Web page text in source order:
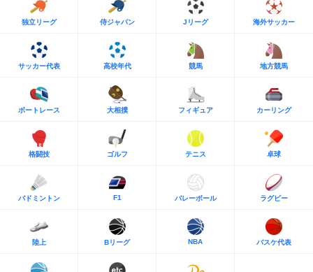
独立リーグ 侍ジャパン Jリーグ 海外サッカー
サッカー代表 高校年代 競馬 地方競馬
ボートレース 大相撲 フィギュア カーリング
格闘技 ゴルフ テニス 卓球
バドミントン F1 バレーボール ラグビー
陸上 Bリーグ NBA バスケ代表